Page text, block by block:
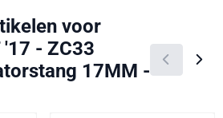
voor
'17 - ZC33
17MM -